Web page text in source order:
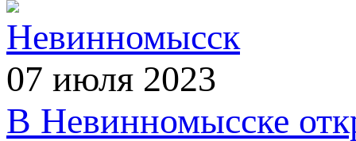
Невинномысск
07 июля 2023
В Невинномысске